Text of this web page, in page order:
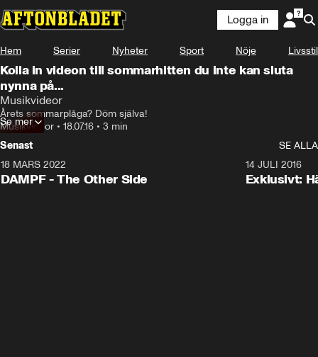
Logga in
Hem Serier Nyheter Sport Nöje Livsstil
Kolla in videon till sommarhitten du inte kan sluta
nynna på...
Musikvideor
Årets sommarplåga? Döm själva!
Musikvideor • 18.07.16 • 3 min
Se mer
Senast
SE ALLA
18 MARS 2022
DAMPF - The Other Side
14 JULI 2016
Exklusivt: